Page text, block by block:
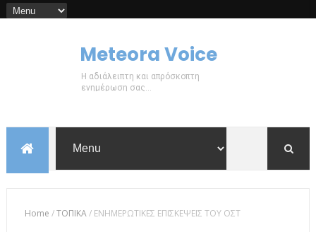
Meteora Voice
Η αδιάλειπτη και απρόσκοπτη
ενημέρωση σας...
Home /ΤΟΠΙΚΑ/ ΕΝΗΜΕΡΩΤΙΚΕΣ ΕΠΙΣΚΕΨΕΙΣ ΤΟΥ ΟΣΤ